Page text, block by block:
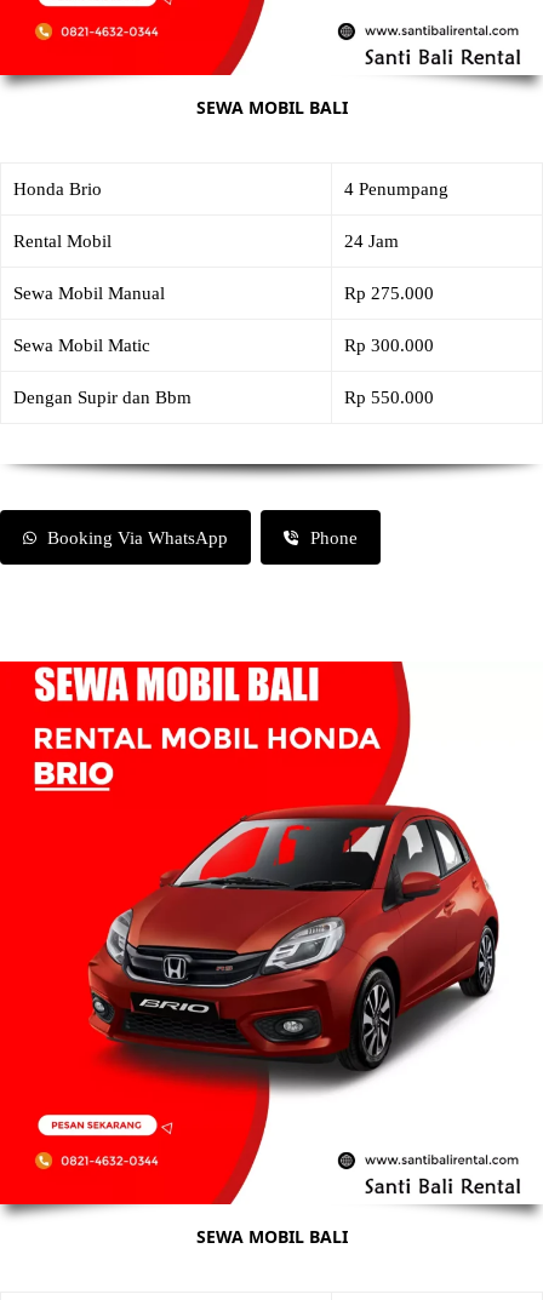
SEWA MOBIL BALI
Honda Brio 4 Penumpang
Rental Mobil 24 Jam
Sewa Mobil Manual Rp 275.000
Sewa Mobil Matic Rp 300.000
Dengan Supir dan Bbm Rp 550.000
Booking Via WhatsApp Phone
SEWA MOBIL BALI